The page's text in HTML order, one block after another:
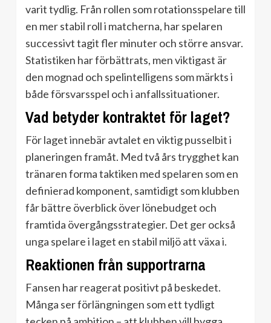
varit tydlig. Från rollen som rotationsspelare till
en mer stabil roll i matcherna, har spelaren
successivt tagit fler minuter och större ansvar.
Statistiken har förbättrats, men viktigast är
den mognad och spelintelligens som märkts i
både försvarsspel och i anfallssituationer.
Vad betyder kontraktet för laget?
För laget innebär avtalet en viktig pusselbit i
planeringen framåt. Med två års trygghet kan
tränaren forma taktiken med spelaren som en
definierad komponent, samtidigt som klubben
får bättre överblick över lönebudget och
framtida övergångsstrategier. Det ger också
unga spelare i laget en stabil miljö att växa i.
Reaktionen från supportrarna
Fansen har reagerat positivt på beskedet.
Många ser förlängningen som ett tydligt